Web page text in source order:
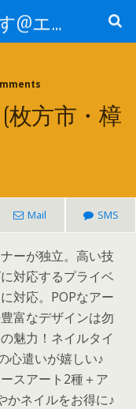
エステサロンで癒す@エステ～全国エステ情報
(枚方市・樟
Mail SMS
ーが独立。高い技
対応するプライベ
対応。POPなアー
富なデザインは勿
魅力！ネイルタイ
心遣いが嬉しい♪
スアート2種＋ア
かネイルをお得に♪